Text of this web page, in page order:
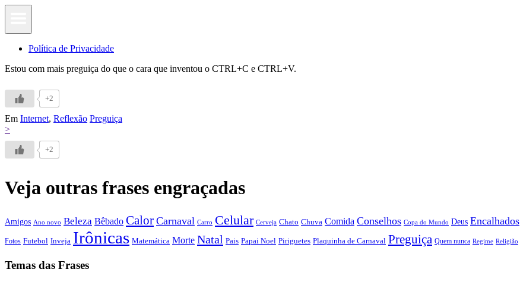
Política de Privacidade
Estou com mais preguiça do que o cara que inventou o CTRL+C e CTRL+V.
+2
Em Internet, Reflexão Preguiça
>
+2
Veja outras frases engraçadas
Amigos Ano novo Beleza Bêbado Calor Carnaval Carro Celular Cerveja Chato Chuva Comida Conselhos Copa do Mundo Deus Encalhados
Fotos Futebol Inveja Irônicas Matemática Morte Natal Pais Papai Noel Piriguetes Plaquinha de Carnaval Preguiça Quem nunca Regime Religião
Temas das Frases